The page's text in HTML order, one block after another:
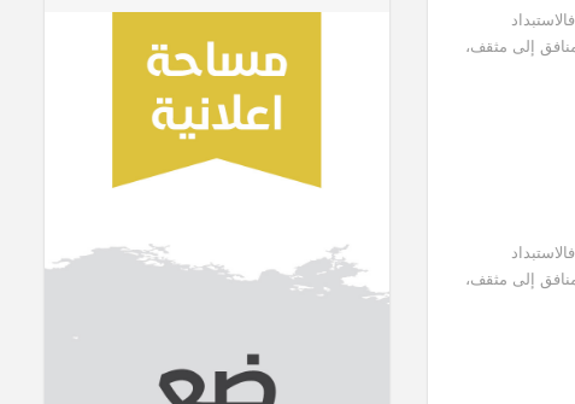
إلى مثقف،
إلى مثقف،